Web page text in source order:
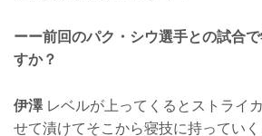
ーー前回のパク・シウ選手との試合
すか？
伊澤レベルが上ってくるとストライ
せて漬けてそこから寝技に持ってい